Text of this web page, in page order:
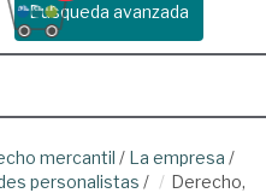
Busqueda avanzada
mercantil / La empresa /
personalistas /
Derecho,